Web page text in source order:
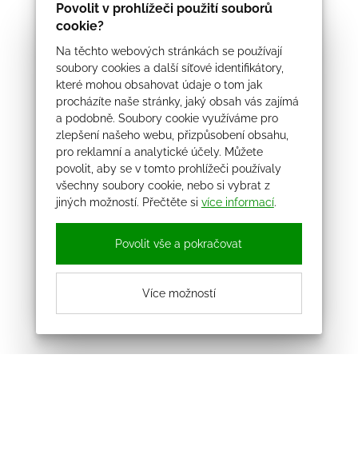
Povolit v prohlížeči použití souborů
cookie?
Na těchto webových stránkách se používají
soubory cookies a další síťové identifikátory,
které mohou obsahovat údaje o tom jak
procházíte naše stránky, jaký obsah vás zajímá
a podobně. Soubory cookie využíváme pro
zlepšení našeho webu, přizpůsobení obsahu,
pro reklamní a analytické účely. Můžete
povolit, aby se v tomto prohlížeči používaly
všechny soubory cookie, nebo si vybrat z
jiných možností. Přečtěte si více informací.
Povolit vše a pokračovat
Více možností